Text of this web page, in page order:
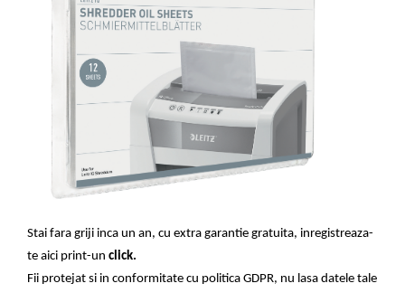
Stai fara griji inca un an, cu extra garantie gratuita, inregistreaza-
te aici print-un click.
Fii protejat si in conformitate cu politica GDPR, nu lasa datele tale